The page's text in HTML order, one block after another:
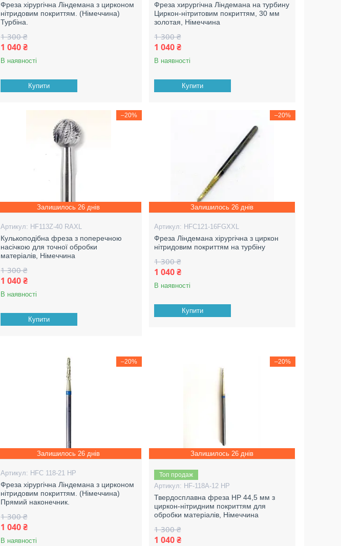
Фреза хірургічна Ліндемана з цирконом
нітридовим покриттям. (Німеччина)
Турбіна.
1 300 ₴
1 040 ₴
В наявності
Купити
Фреза хирургічна Ліндемана на турбину
Циркон-нітритовим покриттям, 30 мм
золотая, Німеччина
1 300 ₴
1 040 ₴
В наявності
Купити
–20%
Залишилось 26 днів
HF113Z-40 RAXL
Кулькоподібна фреза з поперечною
насічкою для точної обробки
матеріалів, Німеччина
1 300 ₴
1 040 ₴
В наявності
Купити
–20%
Залишилось 26 днів
HFC121-16FGXXL
Фреза Ліндемана хірургічна з циркон
нітридовим покриттям на турбіну
1 300 ₴
1 040 ₴
В наявності
Купити
–20%
Залишилось 26 днів
HFC 118-21 HP
Фреза хірургічна Ліндемана з цирконом
нітридовим покриттям. (Німеччина)
Прямий наконечник.
1 300 ₴
1 040 ₴
В наявності
–20%
Залишилось 26 днів
Топ продаж
HF-118A-12 HP
Твердосплавна фреза HP 44,5 мм з
циркон-нітридним покриттям для
обробки матеріалів, Німеччина
1 300 ₴
1 040 ₴